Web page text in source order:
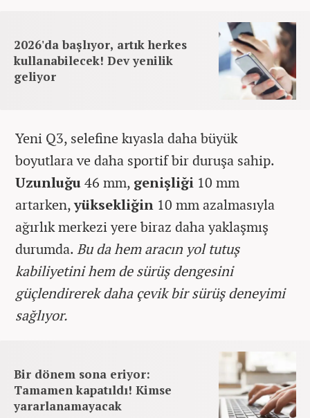
2026'da başlıyor, artık herkes
kullanabilecek! Dev yenilik
geliyor
Yeni Q3, selefine kıyasla daha büyük
boyutlara ve daha sportif bir duruşa sahip.
Uzunluğu46 mm, genişliği 10 mm
artarken,yüksekliğin 10 mm azalmasıyla
ağırlık merkezi yere biraz daha yaklaşmış
durumda.Bu da hem aracın yol tutuş
kabiliyetini hem de sürüş dengesini
güçlendirerek daha çevik bir sürüş deneyimi
sağlıyor.
Bir dönem sona eriyor:
Tamamen kapatıldı! Kimse
yararlanamayacak